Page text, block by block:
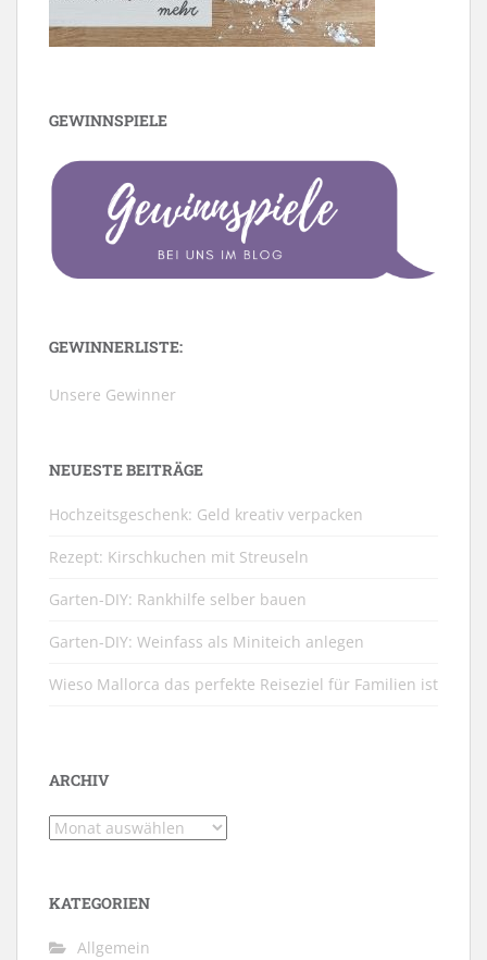
GEWINNSPIELE
GEWINNERLISTE:
Unsere Gewinner
NEUESTE BEITRÄGE
Hochzeitsgeschenk: Geld kreativ verpacken
Rezept: Kirschkuchen mit Streuseln
Garten-DIY: Rankhilfe selber bauen
Garten-DIY: Weinfass als Miniteich anlegen
Wieso Mallorca das perfekte Reiseziel für Familien ist
ARCHIV
Archiv
KATEGORIEN
Allgemein